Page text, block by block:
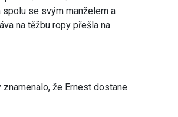
se svým manželem a
na těžbu ropy přešla na
že Ernest dostane